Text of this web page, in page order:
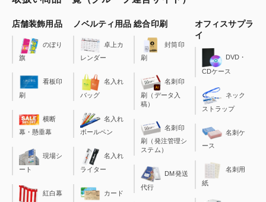
店舗装飾用品
のぼり
旗
看板印
刷
横断
幕・懸垂幕
現場シ
ート
紅白幕
ノベルティ用品
卓上カ
レンダー
名入れ
バッグ
名入れ
ボールペン
名入れ
ライター
カード
総合印刷
封筒印
刷
名刺印
刷（データ入
稿）
名刺印
刷（発注管理シ
ステム）
DM発送
代行
オフィスサプラ
イ
DVD・
CDケース
ネック
ストラップ
名刺ケ
ース
名刺用
紙